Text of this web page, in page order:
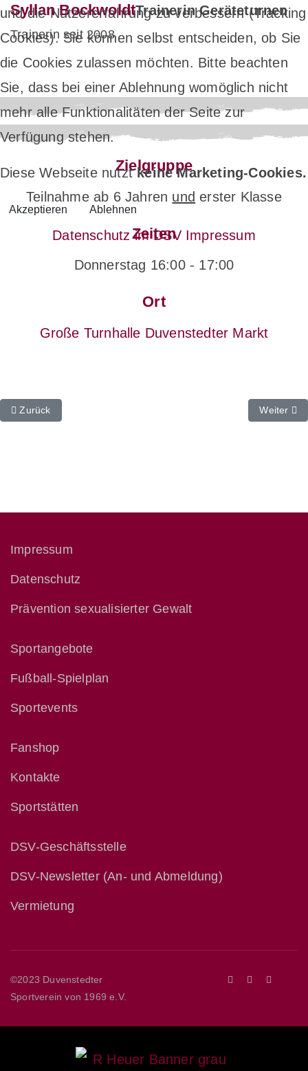
Syllan BockwoldtTrainerin Geräteturnen
Trainerin seit 2008
Zielgruppe
Teilnahme ab 6 Jahren und erster Klasse
Zeiten
Donnerstag 16:00 - 17:00
Ort
Große Turnhalle Duvenstedter Markt
Vorheriger Beitrag: Floorball
Zurück Nächster
Weiter
Impressum
Datenschutz
Prävention sexualisierter Gewalt
Sportangebote
Fußball-Spielplan
Sportevents
Fanshop
Kontakte
Sportstätten
DSV-Geschäftsstelle
DSV-Newsletter (An- und Abmeldung)
Vermietung
©2023 Duvenstedter
Sportverein von 1969 e.V.
und die Nutzererfahrung zu verbessern (Tracking
Cookies). Sie können selbst entscheiden, ob Sie
die Cookies zulassen möchten. Bitte beachten
Sie, dass bei einer Ablehnung womöglich nicht
mehr alle Funktionalitäten der Seite zur
Verfügung stehen.
Diese Webseite nutzt keine Marketing-Cookies.
Akzeptieren Ablehnen
Datenschutz im DSV Impressum